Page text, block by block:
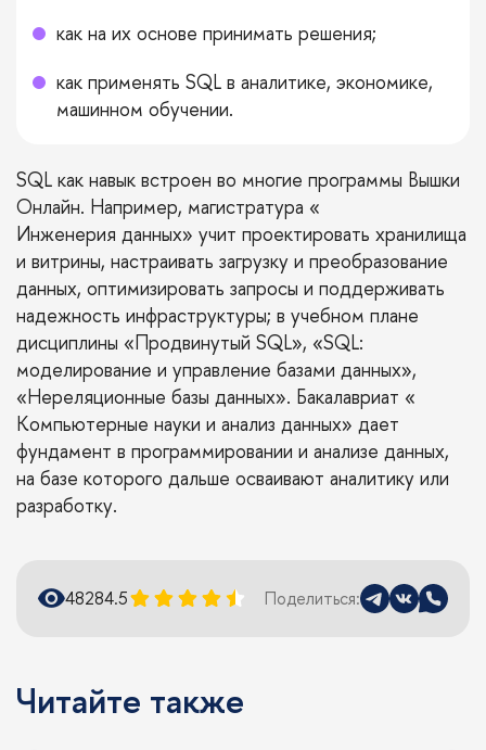
как на их основе принимать решения;
как применять SQL в аналитике, экономике,
машинном обучении.
SQL как навык встроен во многие программы Вышки
Онлайн. Например, магистратура «
Инженерия данных» учит проектировать хранилища
и витрины, настраивать загрузку и преобразование
данных, оптимизировать запросы и поддерживать
надежность инфраструктуры; в учебном плане
дисциплины «Продвинутый SQL», «SQL:
моделирование и управление базами данных»,
«Нереляционные базы данных». Бакалавриат «
Компьютерные науки и анализ данных» дает
фундамент в программировании и анализе данных,
на базе которого дальше осваивают аналитику или
разработку.
48284.5 Поделиться:
Читайте также